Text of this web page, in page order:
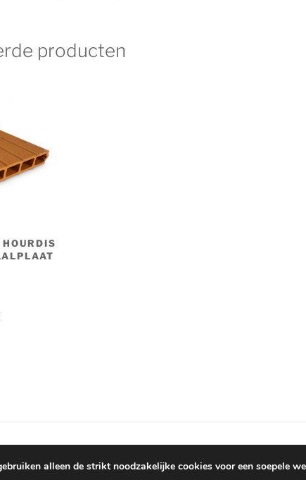
producten
alleen de strikt noodzakelijke cookies voor een soepele